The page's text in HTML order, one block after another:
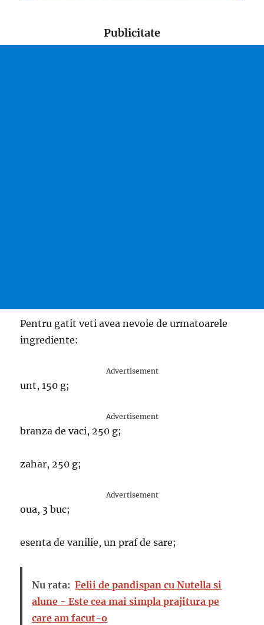
Publicitate
Pentru gatit veti avea nevoie de urmatoarele
ingrediente:
Advertisement
unt, 150 g;
Advertisement
branza de vaci, 250 g;
zahar, 250 g;
Advertisement
oua, 3 buc;
esenta de vanilie, un praf de sare;
Nu rata: Felii de pandispan cu Nutella si
alune - Este cea mai simpla prajitura pe
care am facut-o